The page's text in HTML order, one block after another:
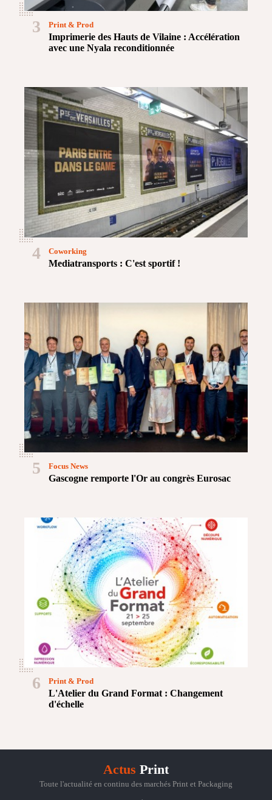
3
Imprimerie des Hauts de Vilaine : Accélération
avec une Nyala reconditionnée
Print & Prod
4
Mediatransports : C'est sportif !
Coworking
5
Gascogne remporte l'Or au congrès Eurosac
Focus News
6
L'Atelier du Grand Format : Changement
d'échelle
Print & Prod
Actus Print
Toute l'actualité en continu des marchés Print et Packaging